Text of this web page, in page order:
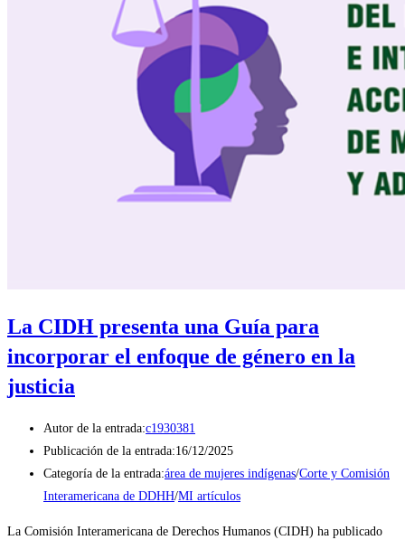
La CIDH presenta una Guía para
incorporar el enfoque de género en la
justicia
Autor de la entrada:c1930381
Publicación de la entrada:16/12/2025
Categoría de la entrada:área de mujeres indígenas/Corte y Comisión
Interamericana de DDHH/MI artículos
La Comisión Interamericana de Derechos Humanos (CIDH) ha publicado